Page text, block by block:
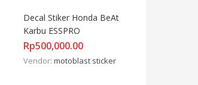
Decal Stiker Honda BeAt
Karbu ESSPRO
Rp500,000.00
Vendor: motoblast sticker